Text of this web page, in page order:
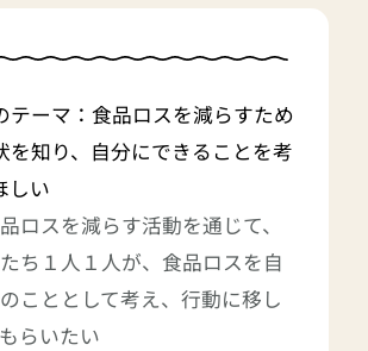
テーマ：食品ロスを減らすため
を知り、自分にできることを考
しい
ロスを減らす活動を通じて、
ち１人１人が、食品ロスを自
こととして考え、行動に移し
らいたい